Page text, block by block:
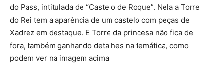
do Pass, intitulada de “Castelo de Roque”. Nela a Torre
do Rei tem a aparência de um castelo com peças de
Xadrez em destaque. E Torre da princesa não fica de
fora, também ganhando detalhes na temática, como
podem ver na imagem acima.